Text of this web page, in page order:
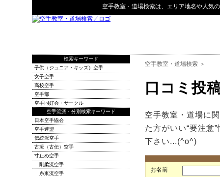
空手教室・道場検索は、エリア地名や人気
空手教室・道場検索 ＞
口コミ投
空手教室・道場に
た方がいい“要注意
下さい...(^o^)
お名前
検索キーワード
子供（ジュニア・キッズ）空手
女子空手
高校空手
空手部
空手同好会・サークル
空手流派・分別検索キーワード
日本空手協会
空手連盟
伝統派空手
古流（古伝）空手
寸止め空手
剛柔流空手
糸東流空手